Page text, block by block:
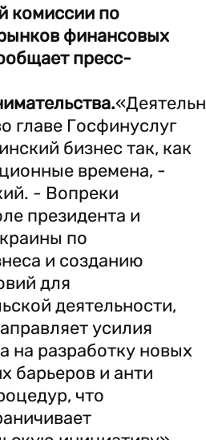
комиссии по
финансовых
пресс-
главе Госфинуслуг
бизнес так, как
времена, -
- Вопреки
президента и
по
и созданию
для
деятельности,
усилия
на разработку новых
барьеров и анти
что